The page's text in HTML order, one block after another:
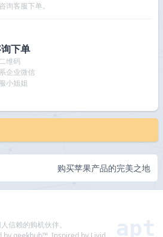
询客服下单。
下单
维码
企业微信
小姐姐
购买苹果产品的完美之地
信赖的购机伙伴。